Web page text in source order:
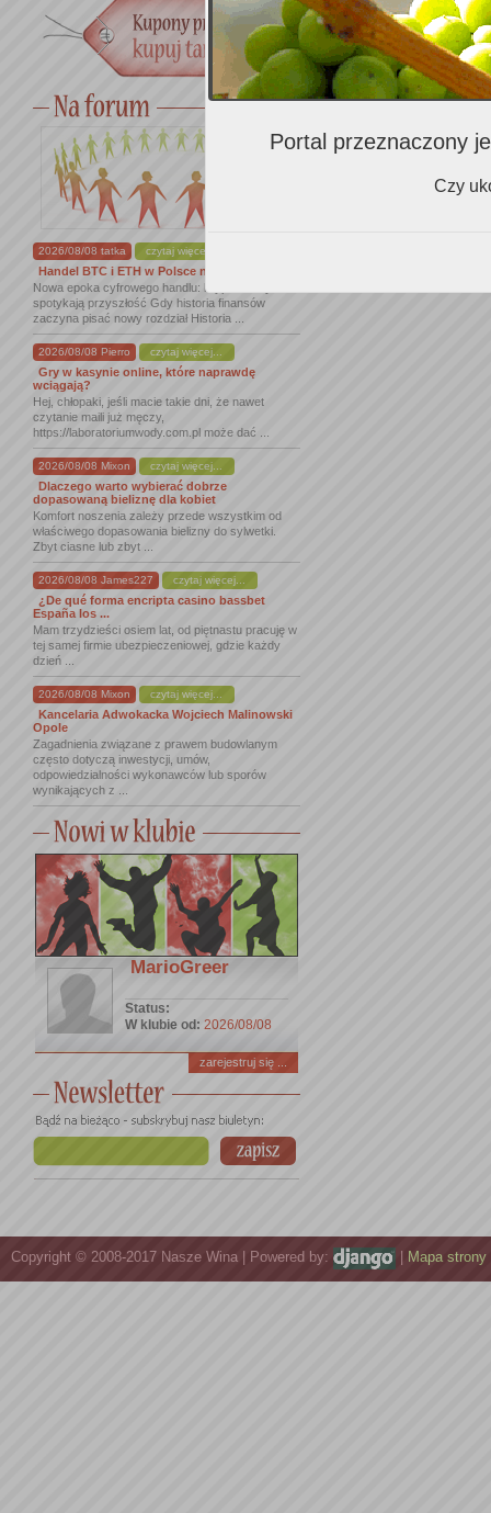
2026/08/08 tatka czytaj więcej...
Handel BTC i ETH w Polsce na nowym ...
Nowa epoka cyfrowego handlu: kryptowaluty
spotykają przyszłość Gdy historia finansów
zaczyna pisać nowy rozdział Historia ...
2026/08/08 Pierro czytaj więcej...
Gry w kasynie online, które naprawdę
wciągają?
Hej, chłopaki, jeśli macie takie dni, że nawet
czytanie maili już męczy,
https://laboratoriumwody.com.pl może dać ...
2026/08/08 Mixon czytaj więcej...
Dlaczego warto wybierać dobrze
dopasowaną bieliznę dla kobiet
Komfort noszenia zależy przede wszystkim od
właściwego dopasowania bielizny do sylwetki.
Zbyt ciasne lub zbyt ...
2026/08/08 James227 czytaj więcej...
¿De qué forma encripta casino bassbet
España los ...
Mam trzydzieści osiem lat, od piętnastu pracuję w
tej samej firmie ubezpieczeniowej, gdzie każdy
dzień ...
2026/08/08 Mixon czytaj więcej...
Kancelaria Adwokacka Wojciech Malinowski
Opole
Zagadnienia związane z prawem budowlanym
często dotyczą inwestycji, umów,
odpowiedzialności wykonawców lub sporów
wynikających z ...
MarioGreer
Status:
W klubie od: 2026/08/08
zarejestruj się ...
Copyright © 2008-2017 Nasze Wina | Powered by: Mapa strony
Portal przeznaczony
Czy